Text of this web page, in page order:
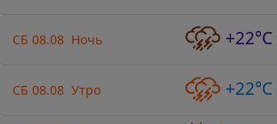
СБ 08.08 Ночь +22°C
СБ 08.08 Утро +22°C